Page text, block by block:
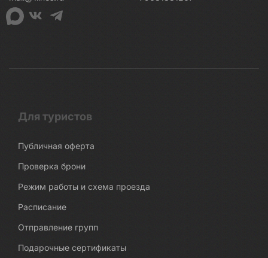
Для туристов
Публичная оферта
Проверка брони
Режим работы и схема проезда
Расписание
Отправление групп
Подарочные сертификаты